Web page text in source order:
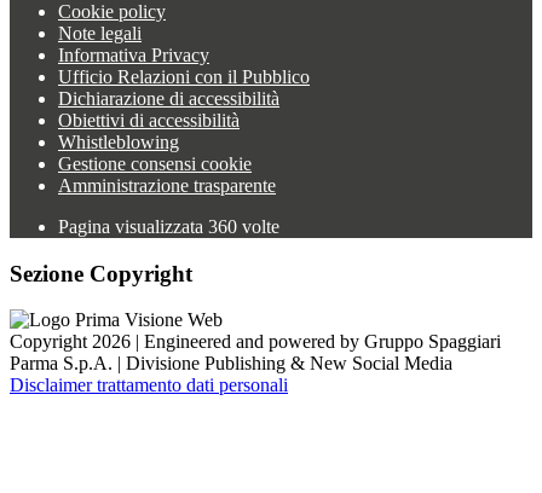
Cookie policy
Note legali
Informativa Privacy
Ufficio Relazioni con il Pubblico
Dichiarazione di accessibilità
Obiettivi di accessibilità
Whistleblowing
Gestione consensi cookie
Amministrazione trasparente
Pagina visualizzata 360 volte
Sezione Copyright
Copyright 2026 | Engineered and powered by Gruppo Spaggiari
Parma S.p.A. | Divisione Publishing & New Social Media
Disclaimer trattamento dati personali